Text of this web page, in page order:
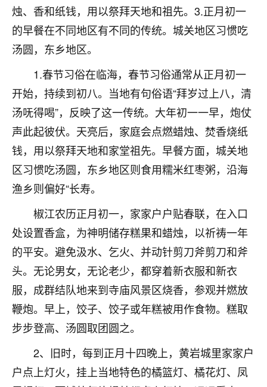
烛、香和纸钱，用以祭拜天地和祖先。3.正月初一
的早餐在不同地区有不同的传统。城关地区习惯吃
汤圆，东乡地区。
1.春节习俗在临海，春节习俗通常从正月初一
开始，持续到初八。当地有句俗语“拜岁过上八，清
汤呒得喝”，反映了这一传统。大年初一一早，炮仗
声此起彼伏。天亮后，家庭会点燃蜡烛、焚香烧纸
钱，用以祭拜天地和家堂祖先。早餐方面，城关地
区习惯吃汤圆，东乡地区则食用糯米红枣粥，沿海
渔乡则偏好“长寿。
椒江农历正月初一，家家户户贴春联，在入口
处设置香盒，为神明储存糕果和蜡烛，以祈祷一年
的平安。避免汲水、乞火、并动针剪刀斧剪刀和斧
头。无论男女，无论老少，都穿着新衣服和新衣
服，成群结队地来到寺庙风景区烧香，参观并燃放
鞭炮。早上，饺子、饺子或年糕被用作食物。糕取
步步登高、汤圆取团圆之。
2、旧时，每到正月十四晚上，黄岩城里家家户
户点上灯火，挂上当地特色的橘篮灯、橘花灯、凤
鹿森：是的，其实跟老师聊过之后，最大的感
触，首先就是心态会变好，万般皆是命，半点
不由人！
1天前 来自四川 9
金白水清
我也想找老师看看，有没有人给个联系方式的啊？
鹿森：慧来老师微信：gjsy0624
1天前 来自江西 12
我也想要，我也想要！
2天前 来自山西 15
Jessica李
老师做不做超度法事？我想给我奶奶做超度，她今年
刚去世了。
七零老顽童 ：我母亲前年离世，刚开始我经常
做梦梦见她，后来也是朋友介绍，找到慧来老
师，安排了超度法事，做梦再也没有梦到过
了，一开始是半信半疑的，图个心安，给亡母
超度，现在看来，人不信也不行。